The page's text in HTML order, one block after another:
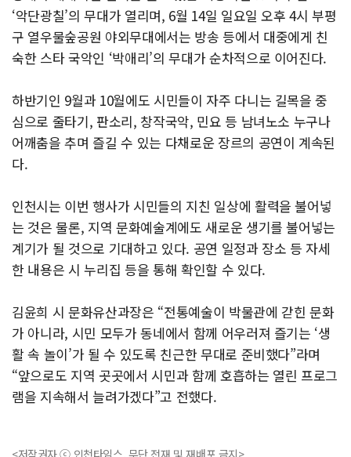
‘악단광칠’의 무대가 열리며, 6월 14일 일요일 오후 4시 부평
구 열우물숲공원 야외무대에서는 방송 등에서 대중에게 친
숙한 스타 국악인 ‘박애리’의 무대가 순차적으로 이어진다.
하반기인 9월과 10월에도 시민들이 자주 다니는 길목을 중
심으로 줄타기, 판소리, 창작국악, 민요 등 남녀노소 누구나
어깨춤을 추며 즐길 수 있는 다채로운 장르의 공연이 계속된
다.
인천시는 이번 행사가 시민들의 지친 일상에 활력을 불어넣
는 것은 물론, 지역 문화예술계에도 새로운 생기를 불어넣는
계기가 될 것으로 기대하고 있다. 공연 일정과 장소 등 자세
한 내용은 시 누리집 등을 통해 확인할 수 있다.
김윤희 시 문화유산과장은 “전통예술이 박물관에 갇힌 문화
가 아니라, 시민 모두가 동네에서 함께 어우러져 즐기는 ‘생
활 속 놀이’가 될 수 있도록 친근한 무대로 준비했다”라며
“앞으로도 지역 곳곳에서 시민과 함께 호흡하는 열린 프로그
램을 지속해서 늘려가겠다”고 전했다.
<저작권자 ⓒ 인천타임스, 무단 전재 및 재배포 금지>